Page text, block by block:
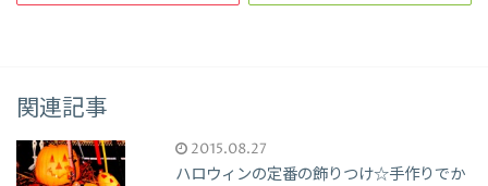
関連記事
2015.08.27
ハロウィンの定番の飾りつけ☆手作りでか